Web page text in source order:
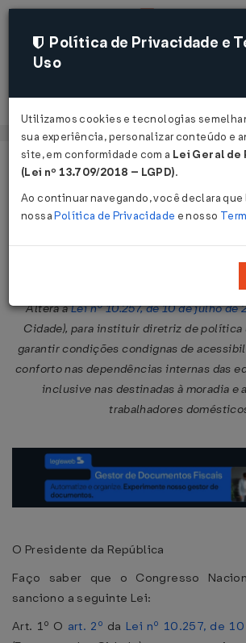
Página Inicial Legislações
Lei Nº 13699 DE 02/08/
Publicado no DOU em 3
Altera aLei nº 10.257, de 10 de julho de
Cidade), para instituir diretriz de política
garantir condições condignas de
conforto nas dependências internas das
inclusive nas destinadas à moradia e
trabalhadores
O Presidente da República
Faço saber que o Congresso
sanciono a seguinte Lei:
Art. 1º O art. 2º da Lei nº 10.257, de
Política de Privacidade e
Uso
Utilizamos cookies e tecnologias
sua experiência, personalizar conteúdo e
site, em conformidade com a Lei Geral de
(Lei nº 13.709/2018 – LGPD).
Ao continuar navegando, você declara
nossaPolítica de Privacidade e nosso